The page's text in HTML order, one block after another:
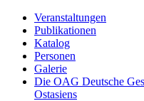
Veranstaltungen
Publikationen
Katalog
Personen
Galerie
Die OAG Deutsche
Ostasiens